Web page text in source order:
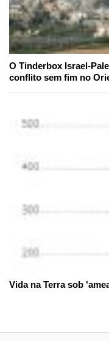
O Tinderbox Israel-
conflito sem fim no
Vida na Terra sob